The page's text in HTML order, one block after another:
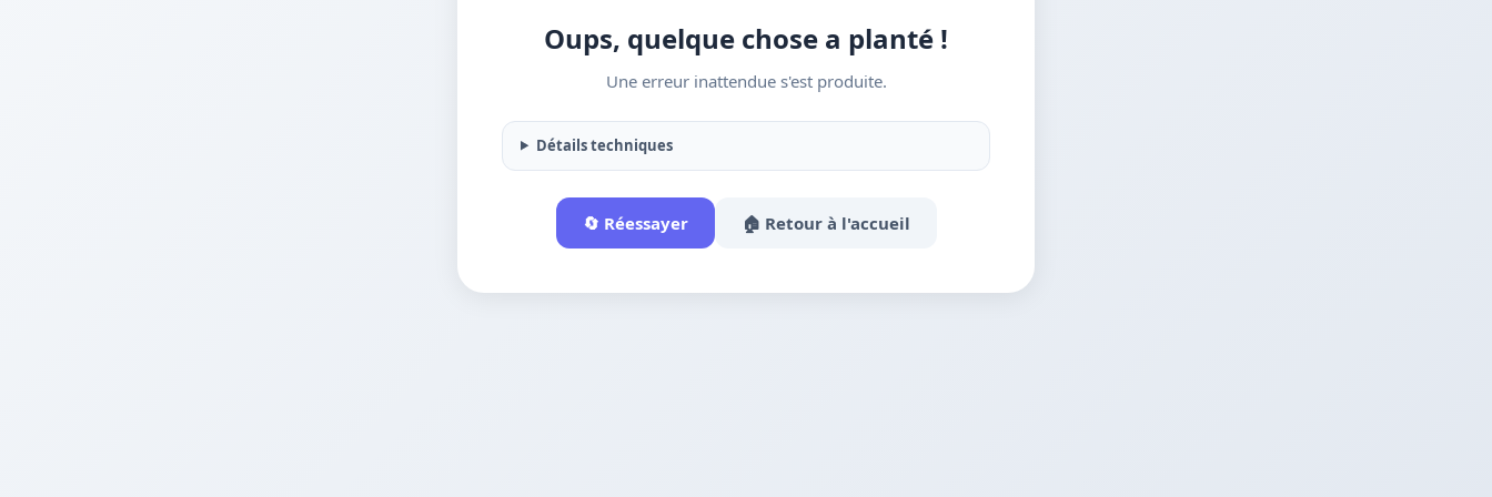
Oups, quelque chose a planté !
Une erreur inattendue s'est produite.
Détails techniques
🔄 Réessayer 🏠 Retour à l'accueil